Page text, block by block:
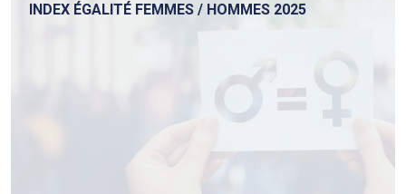
INDEX ÉGALITÉ FEMMES / HOMMES 2025